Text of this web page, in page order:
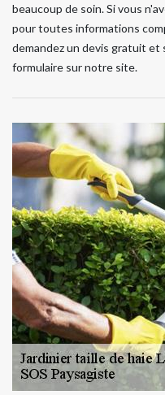
beaucoup de soin. Si vous
pour toutes informations
demandez un devis gratuit et
formulaire sur notre site.